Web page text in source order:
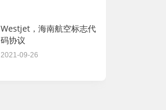
Westjet，海南航空标志代
码协议
2021-09-26